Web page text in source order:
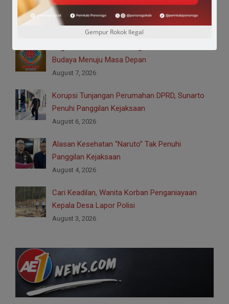
Kunti
August 7, 2026
Budaya Menuju Masa Depan
August 7, 2026
Korupsi Tunjangan Perumahan DPRD, Sunarto
Penuhi Panggilan Kejaksaan
August 6, 2026
Alasan Kesehatan “Naruto” Tak Penuhi
Panggilan Kejaksaan
August 4, 2026
Cari Keadilan, Wanita Korban Penganiayaan
Kepala Desa Lapor Polisi
August 3, 2026
Gempur Rokok Ilegal